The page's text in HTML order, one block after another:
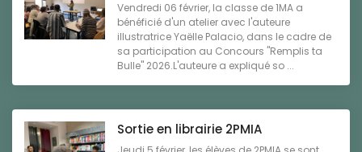
Vendredi 06 février, la classe de 1MA a
bénéficié d'un atelier avec l'auteure
illustratrice Yaëlle Palacio, dans le cadre de
sa participation au Concours "Remplis ta
Bulle" 2026.L'auteure a expliqué so ...
Sortie en librairie 2PMIA